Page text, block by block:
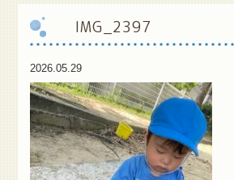
護者様専用ブログ
IMG_2397
2026.05.29